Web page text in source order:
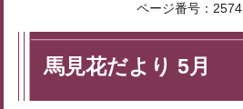
ページ番号：2574
馬見花だより 5月